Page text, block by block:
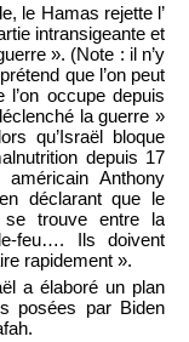
le Hamas rejette l’
intransigeante et
». (Note : il n’y
que l’on peut
occupe depuis
la guerre »
qu’Israël bloque
depuis 17
Anthony
déclarant que le
trouve entre la
feu…. Ils doivent
rapidement ».
a élaboré un plan
posées par Biden